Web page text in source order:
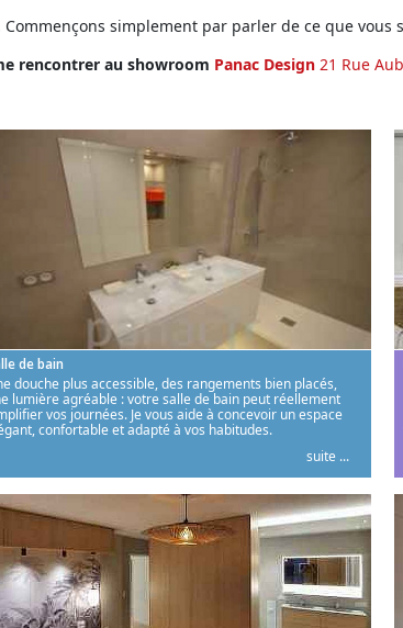
simplement par parler de ce que vous
rencontrer au showroom Panac Design 21 Rue
de bain
douche plus accessible, des rangements bien placés,
lumière agréable : votre salle de bain peut réellement
vos journées. Je vous aide à concevoir un espace
confortable et adapté à vos habitudes.
suite ...